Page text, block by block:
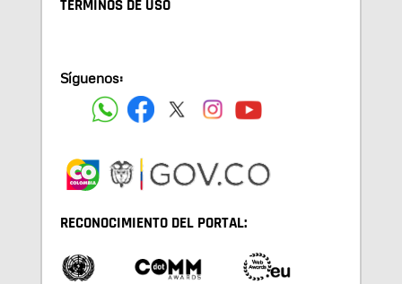
TÉRMINOS DE USO
Síguenos:
RECONOCIMIENTO DEL PORTAL: